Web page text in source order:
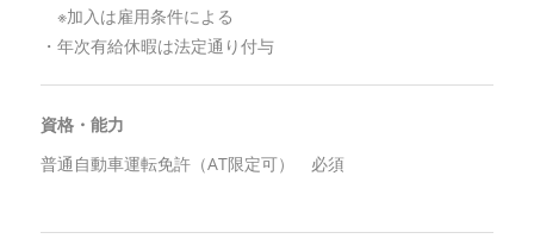
※加入は雇用条件による
・年次有給休暇は法定通り付与
資格・能力
普通自動車運転免許（AT限定可） 必須